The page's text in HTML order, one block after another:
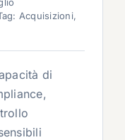
Acquisizioni,
di